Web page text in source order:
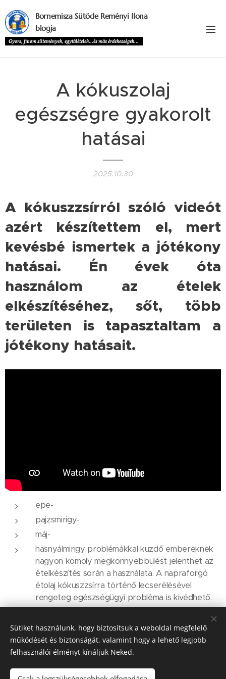
Bornemisza Sütöde Reményi Ilona
blogja
Gyors, finom sütemények, egytálételek...és más érdekességek...
A kókuszolaj
egészségre gyakorolt
hatásai
2025.10.30
A kókuszzsírról szóló videót
azért készítettem el, mert
kevésbé ismertek a jótékony
hatásai. Én évek óta
használom az ételek
elkészítéséhez, sőt, több
területen is tapasztaltam a
jótékony hatásait.
epe-
pajzsmirigy-
máj-
hasnyálmirigy problémákkal küzdő embereknek
nagyon komoly megkönnyebbülést jelenthet az
ételkészítés során a használata. A napraforgó
étolaj kókuszzsírra történő lecserélésével
rengeteg egészségügyi probléma is kivédhető.
Share
Sütiket használunk, hogy biztosítsuk a weboldal megfelelő
működését és biztonságát, valamint hogy a lehető legjobb
felhasználói élményt kínáljuk Neked.